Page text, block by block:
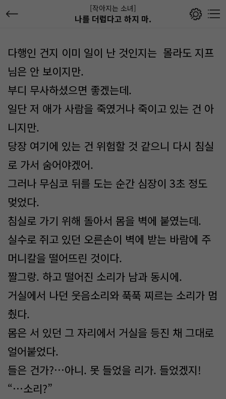
[작아지는 소녀]
나를 더럽다고 하지 마.
다행인 건지 이미 일이 난 것인지는 몰라도 지프
님은 안 보이지만.
부디 무사하셨으면 좋겠는데.
일단 저 애가 사람을 죽였거나 죽이고 있는 건 아
니지만.
당장 여기에 있는 건 위험할 것 같으니 다시 침실
로 가서 숨어야겠어.
그러나 무심코 뒤를 도는 순간 심장이 3초 정도
멎었다.
침실로 가기 위해 돌아서 몸을 벽에 붙였는데.
실수로 쥐고 있던 오른손이 벽에 받는 바람에 주
머니칼을 떨어뜨린 것이다.
짤그랑. 하고 떨어진 소리가 남과 동시에.
거실에서 나던 웃음소리와 푹푹 찌르는 소리가 멈
췄다.
몸은 서 있던 그 자리에서 거실을 등진 채 그대로
얼어붙었다.
들은 건가?…아니. 못 들었을 리가. 들었겠지!
“…소리?”